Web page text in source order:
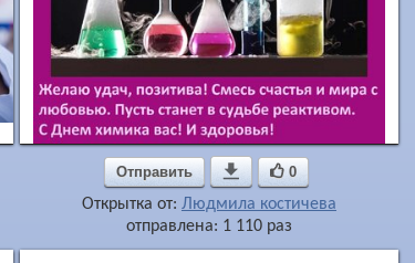
Отправить  0
Открытка от: Людмила костичева
отправлена: 1 110 раз